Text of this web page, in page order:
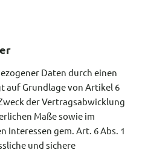
Daten durch einen
auf Grundlage von Artikel 6
der Vertragsabwicklung
Maße sowie im
Interessen gem. Art. 6 Abs. 1
und sichere